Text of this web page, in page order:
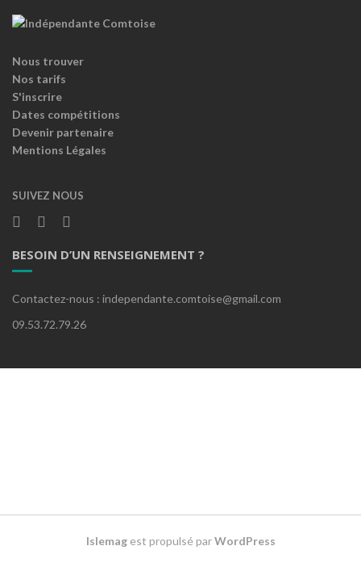
Nous trouver
Nos tarifs
S'inscrire
Dates compétitions
Devenir partenaire
Mentions Légales
SUIVEZ NOUS
BESOIN D’UN RENSEIGNEMENT ?
Contactez-nous : independante.comtoise@gmail.com
09.53.72.79.26
Islemagest propulsé parWordPress